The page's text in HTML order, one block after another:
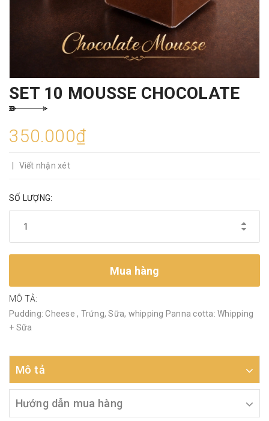
SET 10 MOUSSE CHOCOLATE
350.000₫
Viết nhận xét
SỐ LƯỢNG:
Mua hàng
MÔ TẢ:
Pudding: Cheese , Trứng, Sữa, whipping Panna cotta: Whipping
+ Sữa
Mô tả
Hướng dẫn mua hàng